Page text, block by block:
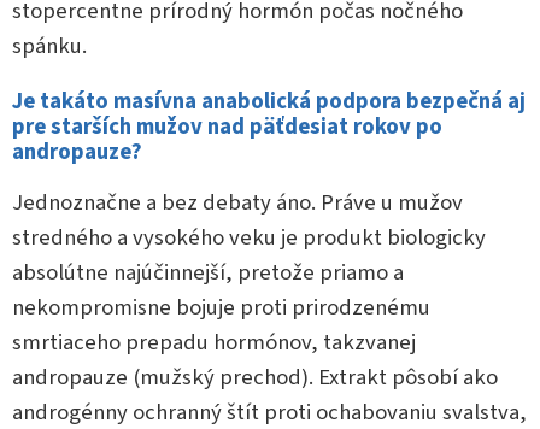
stopercentne prírodný hormón počas nočného
spánku.
Je takáto masívna anabolická podpora bezpečná aj
pre starších mužov nad päťdesiat rokov po
andropauze?
Jednoznačne a bez debaty áno. Práve u mužov
stredného a vysokého veku je produkt biologicky
absolútne najúčinnejší, pretože priamo a
nekompromisne bojuje proti prirodzenému
smrtiaceho prepadu hormónov, takzvanej
andropauze (mužský prechod). Extrakt pôsobí ako
androgénny ochranný štít proti ochabovaniu svalstva,